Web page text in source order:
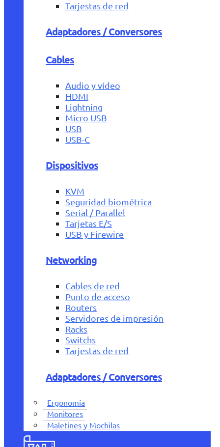
Tarjestas de red
Adaptadores / Conversores
Cables
Audio y vídeo
HDMI
Lightning
Micro USB
USB
USB-C
Dispositivos
KVM
Seguridad biométrica
Serial / Parallel
Tarjetas E/S
USB y Firewire
Networking
Cables de red
Punto de acceso
Routers
Servidores de impresión
Racks
Switchs
Tarjestas de red
Adaptadores / Conversores
Ergonomía
Monitores
Maletines y Mochilas